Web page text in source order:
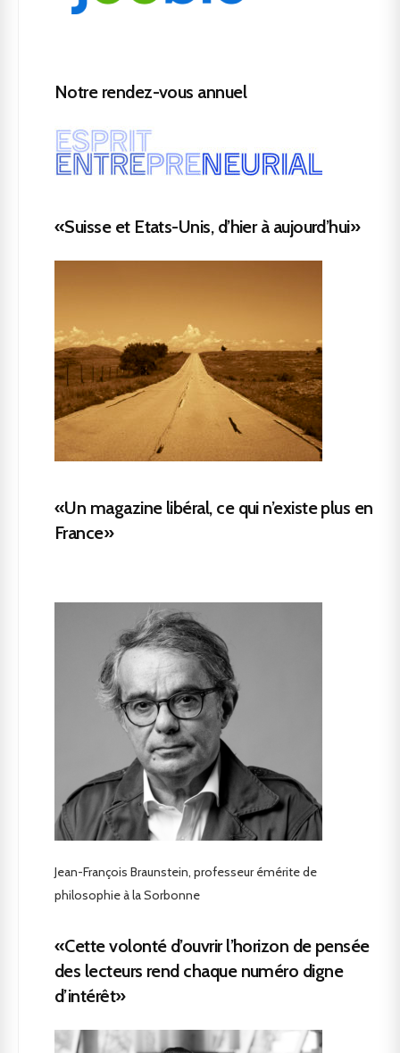
Notre rendez-vous annuel
«Suisse et Etats-Unis, d’hier à aujourd’hui»
«Un magazine libéral, ce qui n’existe plus en
France»
Jean-François Braunstein, professeur émérite de
philosophie à la Sorbonne
«Cette volonté d’ouvrir l’horizon de pensée
des lecteurs rend chaque numéro digne
d’intérêt»